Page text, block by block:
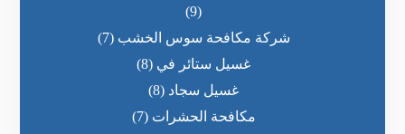
(9)
شركة مكافحة سوس الخشب (7)
غسيل ستائر في (8)
غسيل سجاد (8)
مكافحة الحشرات (7)